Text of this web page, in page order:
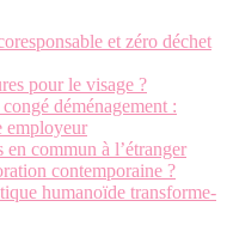
et zéro déchet
pour le visage ?
déménagement :
employeur
commun à l’étranger
contemporaine ?
humanoïde transforme-